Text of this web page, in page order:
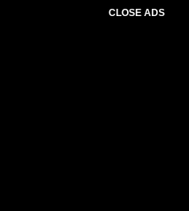
CLOSE ADS